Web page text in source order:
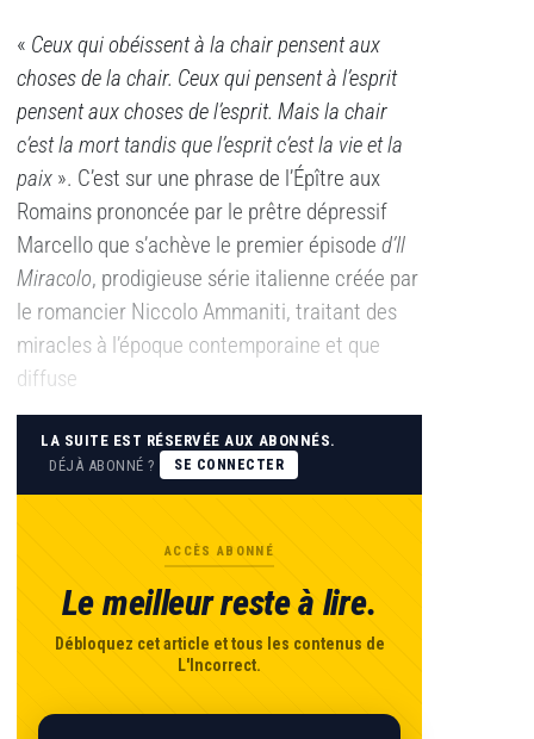
« Ceux qui obéissent à la chair pensent aux
choses de la chair. Ceux qui pensent à l’esprit
pensent aux choses de l’esprit. Mais la chair
c’est la mort tandis que l’esprit c’est la vie et la
paix ». C’est sur une phrase de l’Épître aux
Romains prononcée par le prêtre dépressif
Marcello que s’achève le premier épisode d’Il
Miracolo, prodigieuse série italienne créée par
le romancier Niccolo Ammaniti, traitant des
miracles à l’époque contemporaine et que
diffuse
LA SUITE EST RÉSERVÉE AUX ABONNÉS.
DÉJÀ ABONNÉ ?
SE CONNECTER
ACCÈS ABONNÉ
Le meilleur reste à lire.
Débloquez cet article et tous les contenus de
L'Incorrect.